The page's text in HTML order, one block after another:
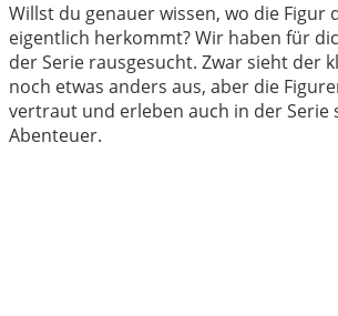
Willst du genauer wissen, wo die Figur
eigentlich herkommt? Wir haben für
der Serie rausgesucht. Zwar sieht der
noch etwas anders aus, aber die
vertraut und erleben auch in der Serie
Abenteuer.